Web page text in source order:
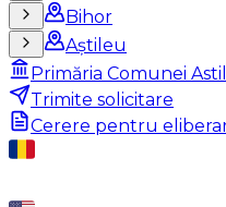
Bihor
Aștileu
Primăria Comunei
Trimite solicitare
Cerere pentru